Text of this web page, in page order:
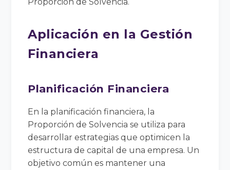
Aplicación en la Gestión
Financiera
Planificación Financiera
En la planificación financiera, la
Proporción de Solvencia se utiliza para
desarrollar estrategias que optimicen la
estructura de capital de una empresa. Un
objetivo común es mantener una